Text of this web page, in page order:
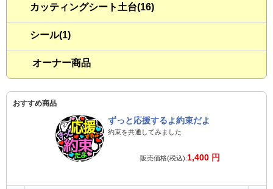
カッティングシート土台(16)
シール(1)
オーナー商品
おすすめ商品
ずっと応援するよ約束だよ
約束を共通してみました
販売価格(税込):1,400 円